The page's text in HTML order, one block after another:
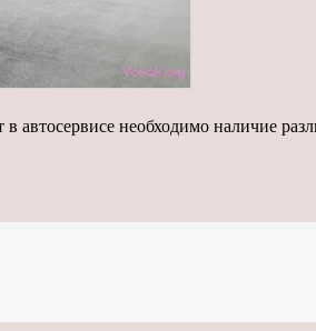
автосервисе необходимо наличие